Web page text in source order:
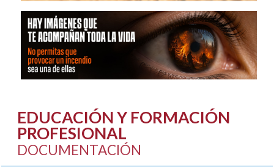
EDUCACIÓN Y FORMACIÓN
PROFESIONAL
DOCUMENTACIÓN